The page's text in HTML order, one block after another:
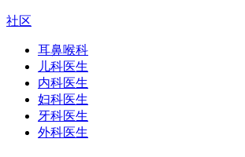
社区
耳鼻喉科
儿科医生
内科医生
妇科医生
牙科医生
外科医生